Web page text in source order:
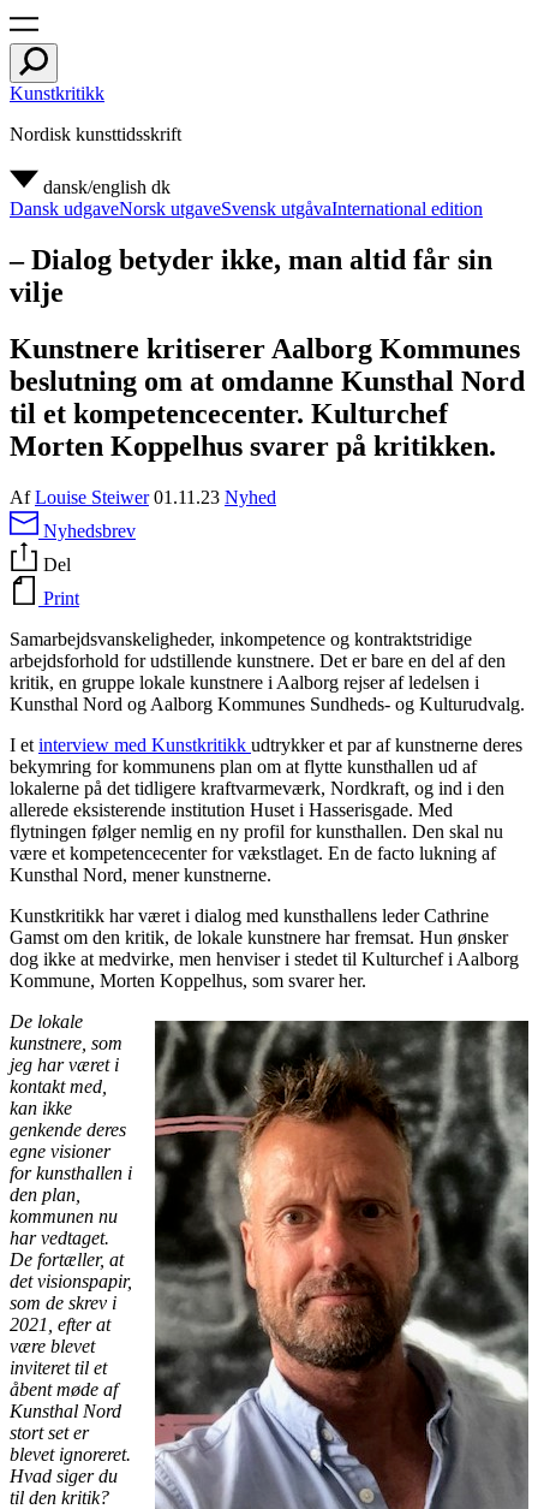
Kunstkritikk
Nordisk kunsttidsskrift
dansk/english dk
Dansk udgaveNorsk utgaveSvensk utgåvaInternational edition
– Dialog betyder ikke, man altid får sin
vilje
Kunstnere kritiserer Aalborg Kommunes
beslutning om at omdanne Kunsthal Nord
til et kompetencecenter. Kulturchef
Morten Koppelhus svarer på kritikken.
AfLouise Steiwer 01.11.23 Nyhed
Nyhedsbrev
Del
Print
Samarbejdsvanskeligheder, inkompetence og kontraktstridige
arbejdsforhold for udstillende kunstnere. Det er bare en del af den
kritik, en gruppe lokale kunstnere i Aalborg rejser af ledelsen i
Kunsthal Nord og Aalborg Kommunes Sundheds- og Kulturudvalg.
I et interview med Kunstkritikk udtrykker et par af kunstnerne deres
bekymring for kommunens plan om at flytte kunsthallen ud af
lokalerne på det tidligere kraftvarmeværk, Nordkraft, og ind i den
allerede eksisterende institution Huset i Hasserisgade. Med
flytningen følger nemlig en ny profil for kunsthallen. Den skal nu
være et kompetencecenter for vækstlaget. En de facto lukning af
Kunsthal Nord, mener kunstnerne.
Kunstkritikk har været i dialog med kunsthallens leder Cathrine
Gamst om den kritik, de lokale kunstnere har fremsat. Hun ønsker
dog ikke at medvirke, men henviser i stedet til Kulturchef i Aalborg
Kommune, Morten Koppelhus, som svarer her.
De lokale
kunstnere, som
jeg har været i
kontakt med,
kan ikke
genkende deres
egne visioner
for kunsthallen i
den plan,
kommunen nu
har vedtaget.
De fortæller, at
det visionspapir,
som de skrev i
2021, efter at
være blevet
inviteret til et
åbent møde af
Kunsthal Nord
stort set er
blevet ignoreret.
Hvad siger du
til den kritik?